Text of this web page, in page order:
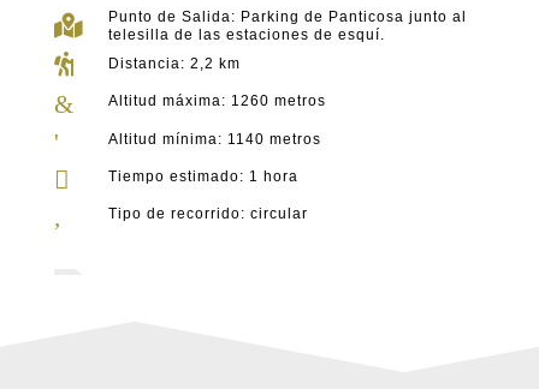

Punto de Salida: Parking de Panticosa junto al
telesilla de las estaciones de esquí.
 Distancia: 2,2 km
& Altitud máxima: 1260 metros
' Altitud mínima: 1140 metros
 Tiempo estimado: 1 hora
Tipo de recorrido: circular